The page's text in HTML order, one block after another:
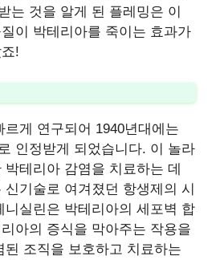
는 것을 알게 된 플레밍은 이
이 박테리아를 죽이는 효과가
!
게 연구되어 1940년대에는
인정받게 되었습니다. 이 놀라
테리아 감염을 치료하는 데
기술로 여겨졌던 항생제의 시
니실린은 박테리아의 세포벽 합
아의 증식을 막아주는 작용을
된 조직을 보호하고 치료하는